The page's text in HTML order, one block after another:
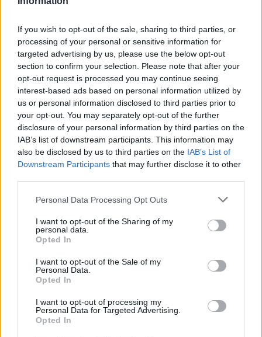
If you wish to opt-out of the sale, sharing to third parties, or
processing of your personal or sensitive information for
targeted advertising by us, please use the below opt-out
section to confirm your selection. Please note that after your
opt-out request is processed you may continue seeing
interest-based ads based on personal information utilized by
us or personal information disclosed to third parties prior to
your opt-out. You may separately opt-out of the further
disclosure of your personal information by third parties on the
IAB’s list of downstream participants. This information may
also be disclosed by us to third parties on the IAB’s List of
Downstream Participants that may further disclose it to other
Personal Data Processing Opt Outs
I want to opt-out of the Sharing of my
personal data.
Opted In
I want to opt-out of the Sale of my
Personal Data.
Opted In
I want to opt-out of processing my
Personal Data for Targeted Advertising.
Opted In